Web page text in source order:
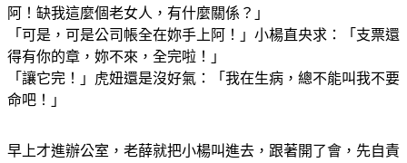
阿！缺我這麼個老女人，有什麼關係？」
「可是，可是公司帳全在妳手上阿！」小楊直央求：「支票還
得有你的章，妳不來，全完啦！」
「讓它完！」虎妞還是沒好氣：「我在生病，總不能叫我不要
命吧！」
早上才進辦公室，老薛就把小楊叫進去，跟著開了會，先自責